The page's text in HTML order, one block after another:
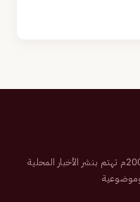
صحيفة إلكترونية سعودية تم تأسيسها عام 2007م تهتم بنشر الأخبار المحلية
وموضوعية